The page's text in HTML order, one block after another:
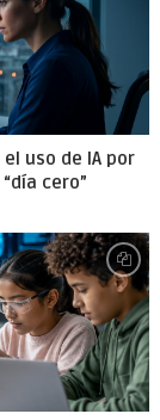
uso de IA por
cero”